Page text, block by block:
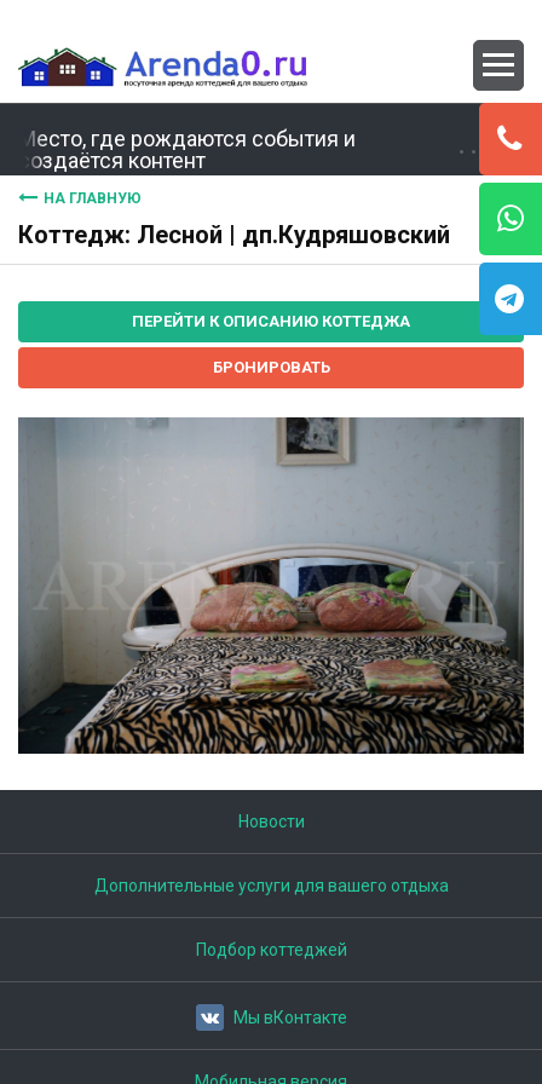
Место, где рождаются события и
создаётся контент
НА ГЛАВНУЮ
Коттедж: Лесной | дп.Кудряшовский
ПЕРЕЙТИ К ОПИСАНИЮ КОТТЕДЖА
БРОНИРОВАТЬ
Новости
Дополнительные услуги для вашего отдыха
Подбор коттеджей
Мы вКонтакте